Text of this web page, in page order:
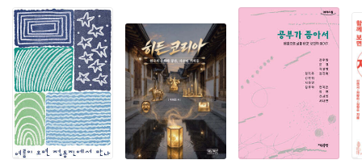
인생의 내용적 가치와 배경적 가치
인생에 의미가 존재한다면, 구체적으로 인생을 의미 있게 하는 것은 무엇
인가? 저자는 ‘가치’를 구현하는 경험에서 삶의 의미가 발생한다고 말한다.
가치에는 크게 내용적 가치와 배경적 가치 두 가지로 구분된다.
내용적 가치는 자신과 타인의 쾌락을 증대하고 고통을 감소하는 것, 자연
과 인간의 노력이 투여된 ‘좋은 것(good, 학문, 문학, 예술 등)’을 음미하